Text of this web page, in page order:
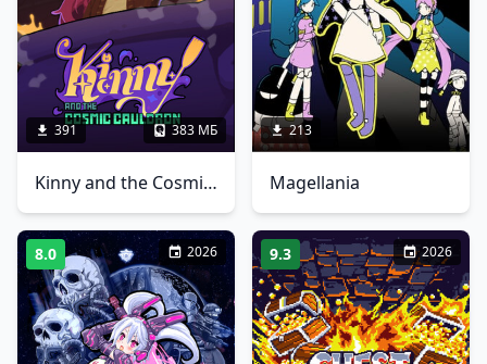
391 383 МБ
Kinny and the Cosmic Cauldron
213
Magellania
8.0 2026 9.3 2026